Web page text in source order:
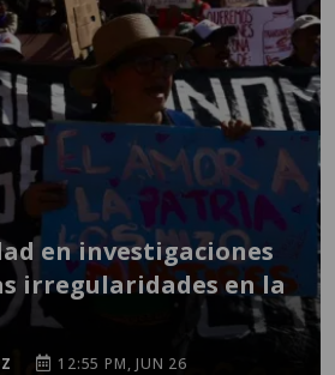
en investigaciones
irregularidades en la
12:55 PM, JUN 26